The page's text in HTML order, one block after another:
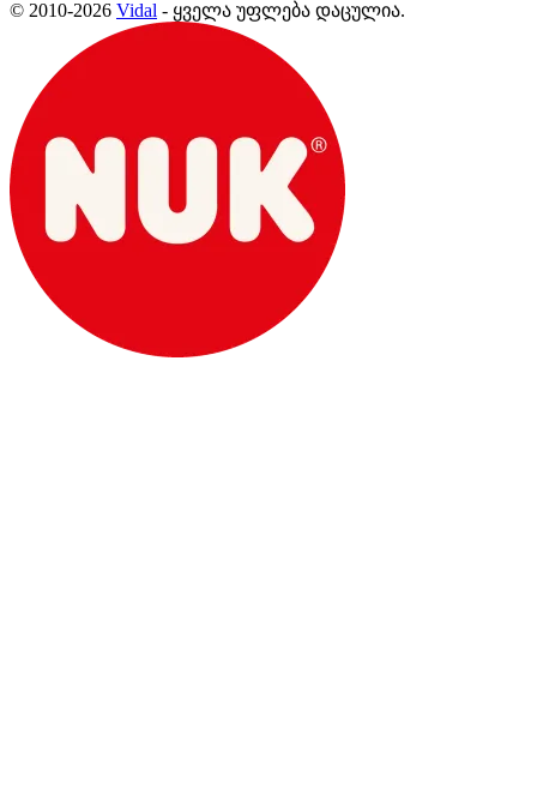
© 2010-2026 Vidal - ყველა უფლება დაცულია.